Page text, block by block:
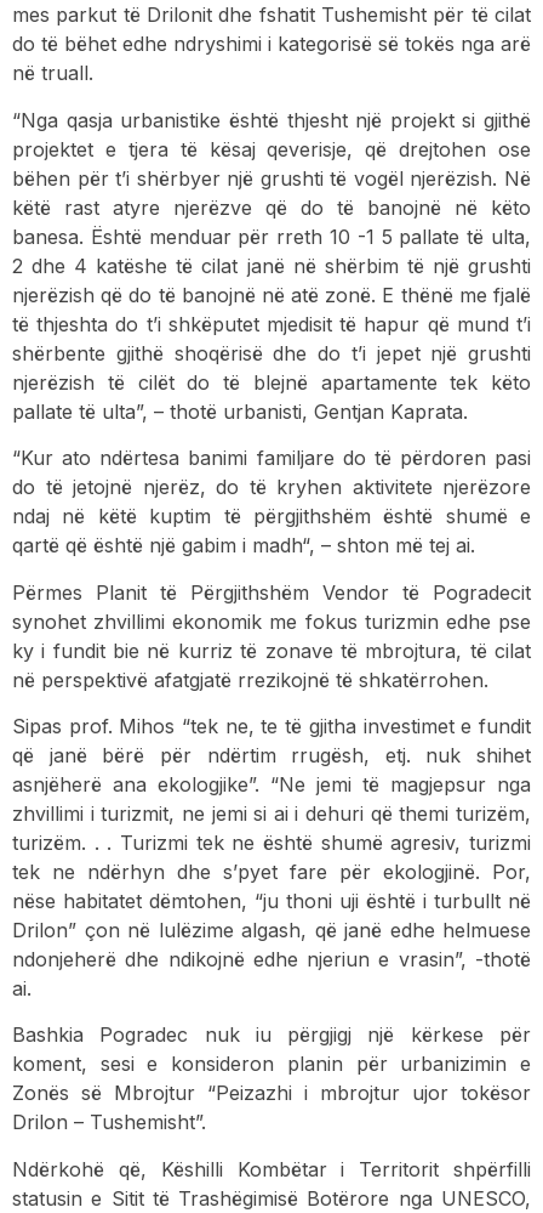
mes parkut të Drilonit dhe fshatit Tushemisht për të cilat
do të bëhet edhe ndryshimi i kategorisë së tokës nga arë
në truall.
“Nga qasja urbanistike është thjesht një projekt si gjithë
projektet e tjera të kësaj qeverisje, që drejtohen ose
bëhen për t’i shërbyer një grushti të vogël njerëzish. Në
këtë rast atyre njerëzve që do të banojnë në këto
banesa. Është menduar për rreth 10 -1 5 pallate të ulta,
2 dhe 4 katëshe të cilat janë në shërbim të një grushti
njerëzish që do të banojnë në atë zonë. E thënë me fjalë
të thjeshta do t’i shkëputet mjedisit të hapur që mund t’i
shërbente gjithë shoqërisë dhe do t’i jepet një grushti
njerëzish të cilët do të blejnë apartamente tek këto
pallate të ulta”, – thotë urbanisti, Gentjan Kaprata.
“Kur ato ndërtesa banimi familjare do të përdoren pasi
do të jetojnë njerëz, do të kryhen aktivitete njerëzore
ndaj në këtë kuptim të përgjithshëm është shumë e
qartë që është një gabim i madh“, – shton më tej ai.
Përmes Planit të Përgjithshëm Vendor të Pogradecit
synohet zhvillimi ekonomik me fokus turizmin edhe pse
ky i fundit bie në kurriz të zonave të mbrojtura, të cilat
në perspektivë afatgjatë rrezikojnë të shkatërrohen.
Sipas prof. Mihos “tek ne, te të gjitha investimet e fundit
që janë bërë për ndërtim rrugësh, etj. nuk shihet
asnjëherë ana ekologjike”. “Ne jemi të magjepsur nga
zhvillimi i turizmit, ne jemi si ai i dehuri që themi turizëm,
turizëm. . . Turizmi tek ne është shumë agresiv, turizmi
tek ne ndërhyn dhe s’pyet fare për ekologjinë. Por,
nëse habitatet dëmtohen, “ju thoni uji është i turbullt në
Drilon” çon në lulëzime algash, që janë edhe helmuese
ndonjeherë dhe ndikojnë edhe njeriun e vrasin”, -thotë
ai.
Bashkia Pogradec nuk iu përgjigj një kërkese për
koment, sesi e konsideron planin për urbanizimin e
Zonës së Mbrojtur “Peizazhi i mbrojtur ujor tokësor
Drilon – Tushemisht”.
Ndërkohë që, Këshilli Kombëtar i Territorit shpërfilli
statusin e Sitit të Trashëgimisë Botërore nga UNESCO,